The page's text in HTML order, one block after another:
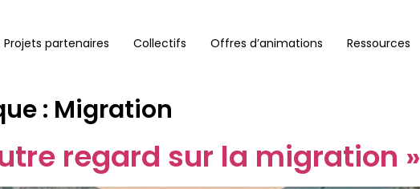
Projets partenaires Collectifs Offres d’animations Ressources
: Migration
regard sur la migration »